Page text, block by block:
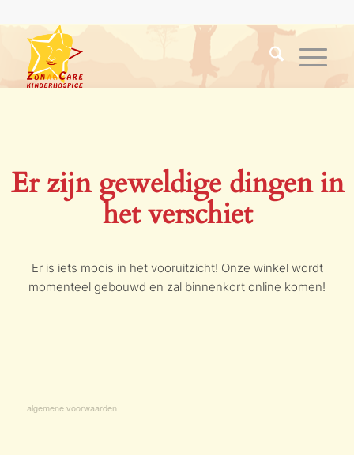
Er zijn geweldige dingen in
het verschiet
Er is iets moois in het vooruitzicht! Onze winkel wordt
momenteel gebouwd en zal binnenkort online komen!
algemene voorwaarden